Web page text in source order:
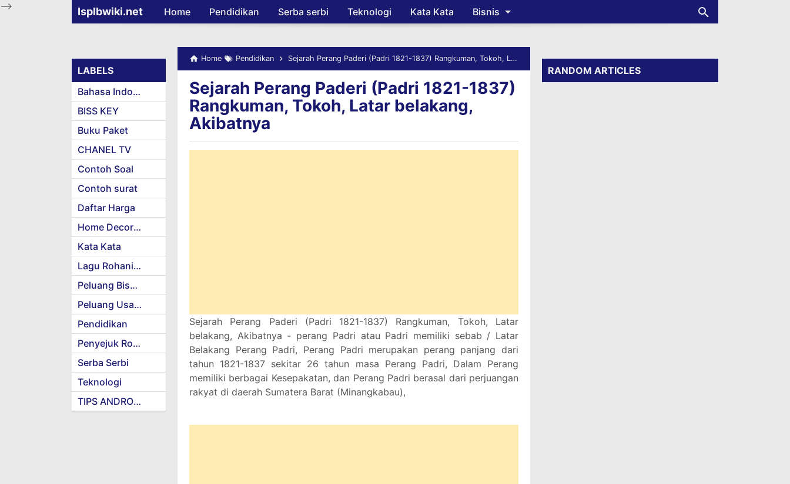
-->
Skip to main content
Isplbwiki.net Home Pendidikan Serba serbi Teknologi Kata Kata Bisnis
Home Pendidikan Sejarah Perang Paderi (Padri 1821-1837) Rangkuman, Tokoh, Latar belakang, Akibatnya
Sejarah Perang Paderi (Padri 1821-1837)
Rangkuman, Tokoh, Latar belakang,
Akibatnya
Sejarah Perang Paderi (Padri 1821-1837) Rangkuman, Tokoh, Latar
belakang, Akibatnya - perang Padri atau Padri memiliki sebab / Latar
Belakang Perang Padri, Perang Padri merupakan perang panjang dari
tahun 1821-1837 sekitar 26 tahun masa Perang Padri, Dalam Perang
memiliki berbagai Kesepakatan, dan Perang Padri berasal dari perjuangan
rakyat di daerah Sumatera Barat (Minangkabau),
LABELS
Bahasa Indonesia
BISS KEY
Buku Paket
CHANEL TV
Contoh Soal
Contoh surat
Daftar Harga
Home Decoration
Kata Kata
Lagu Rohani Kristen
Peluang Bisnis
Peluang Usaha
Pendidikan
Penyejuk Rohani
Serba Serbi
Teknologi
TIPS ANDROID
RANDOM ARTICLES